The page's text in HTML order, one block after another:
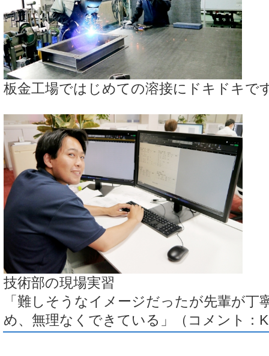
板金工場ではじめての溶接にドキドキで
技術部の現場実習
「難しそうなイメージだったが先輩が丁
め、無理なくできている」（コメント：